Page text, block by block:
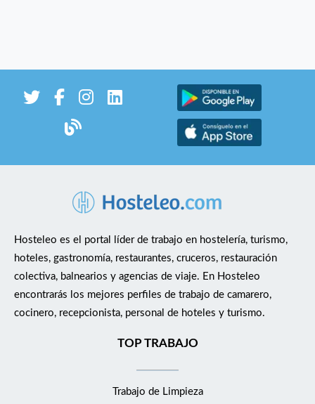
Hosteleo es el portal líder de trabajo en hostelería, turismo,
hoteles, gastronomía, restaurantes, cruceros, restauración
colectiva, balnearios y agencias de viaje. En Hosteleo
encontrarás los mejores perfiles de trabajo de camarero,
cocinero, recepcionista, personal de hoteles y turismo.
TOP TRABAJO
Trabajo de Limpieza